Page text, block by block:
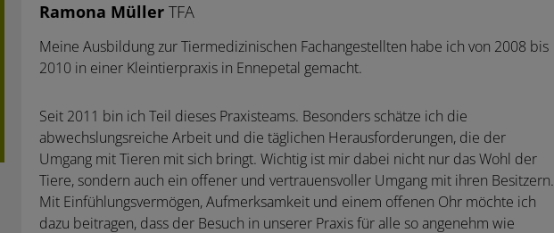
Ramona MüllerTFA
Meine Ausbildung zur Tiermedizinischen Fachangestellten habe ich von 2008 bis
2010 in einer Kleintierpraxis in Ennepetal gemacht.
Seit 2011 bin ich Teil dieses Praxisteams. Besonders schätze ich die
abwechslungsreiche Arbeit und die täglichen Herausforderungen, die der
Umgang mit Tieren mit sich bringt. Wichtig ist mir dabei nicht nur das Wohl der
Tiere, sondern auch ein offener und vertrauensvoller Umgang mit ihren Besitzern.
Mit Einfühlungsvermögen, Aufmerksamkeit und einem offenen Ohr möchte ich
dazu beitragen, dass der Besuch in unserer Praxis für alle so angenehm wie